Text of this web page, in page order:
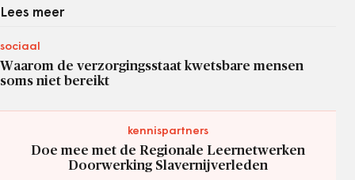
Lees meer
sociaal
Waarom de verzorgingsstaat kwetsbare mensen
soms niet bereikt
kennispartners
Doe mee met de Regionale Leernetwerken
Doorwerking Slavernijverleden